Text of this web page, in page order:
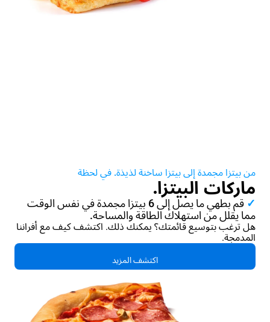
من بيتزا مجمدة إلى بيتزا ساخنة لذيذة. في لحظة
ماركات البيتزا.
✓
قم بطهي ما يصل إلى 6 بيتزا مجمدة في نفس الوقت
مما يقلل من استهلاك الطاقة والمساحة.
هل ترغب بتوسيع قائمتك؟ يمكنك ذلك. اكتشف كيف مع أفراننا
المدمجة.
اكتشف المزيد